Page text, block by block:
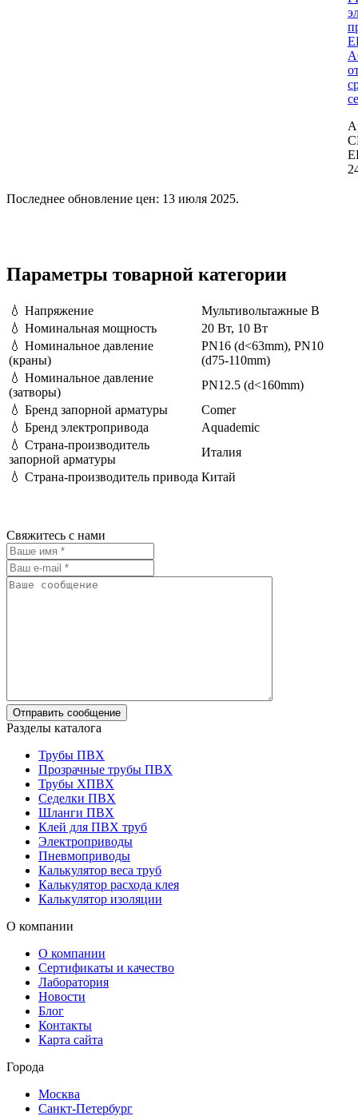
Последнее обновление цен: 13 июля 2025.
Параметры товарной категории
💧 Напряжение
Мультивольтажные В
💧 Номинальная мощность
20 Вт, 10 Вт
💧 Номинальное давление
(краны)
PN16 (d<63mm), PN10
(d75-110mm)
💧 Номинальное давление
(затворы)
PN12.5 (d<160mm)
💧 Бренд запорной арматуры
Comer
💧 Бренд электропривода
Aquademic
💧 Страна-производитель
запорной арматуры
Италия
💧 Страна-производитель привода Китай
Свяжитесь с нами
Разделы каталога
Трубы ПВХ
Прозрачные трубы ПВХ
Трубы ХПВХ
Седелки ПВХ
Шланги ПВХ
Клей для ПВХ труб
Электроприводы
Пневмоприводы
Калькулятор веса труб
Калькулятор расхода клея
Калькулятор изоляции
О компании
О компании
Сертификаты и качество
Лаборатория
Новости
Блог
Контакты
Карта сайта
Города
Москва
Санкт-Петербург